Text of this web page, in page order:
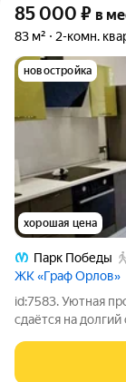
85 000 ₽ в
83 м² 2-комн.
новостройка
хорошая цена
Парк Победы
ЖК «Граф Орлов»
id:7583. Уютная
сдаётся на
качественный
максимально